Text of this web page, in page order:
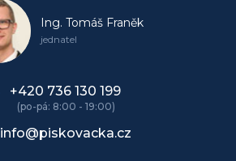
Ing. Tomáš Franěk
jednatel
+420 736 130 199
info@piskovacka.cz